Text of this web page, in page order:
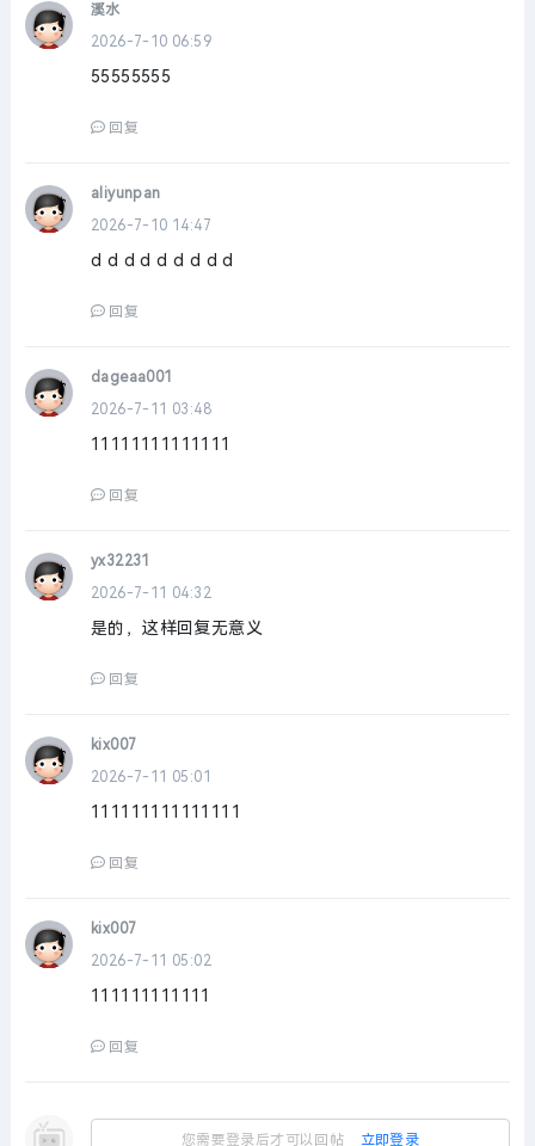
溪水
2026-7-10 06:59
55555555
回复
aliyunpan
2026-7-10 14:47
d d d d d d d d d
回复
dageaa001
2026-7-11 03:48
11111111111111
回复
yx32231
2026-7-11 04:32
是的，这样回复无意义
回复
kix007
2026-7-11 05:01
111111111111111
回复
kix007
2026-7-11 05:02
111111111111
回复
您需要登录后才可以回帖 立即登录